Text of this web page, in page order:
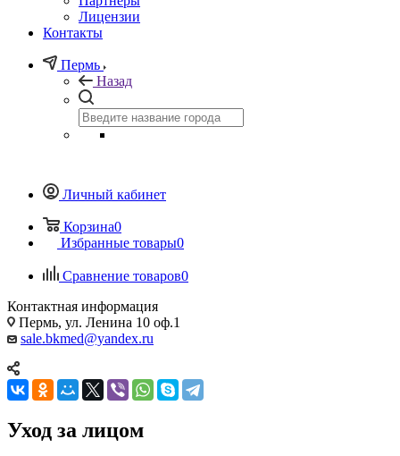
Лицензии
Контакты
Пермь
Назад
Личный кабинет
Корзина0
Избранные товары0
Сравнение товаров0
Контактная информация
Пермь, ул. Ленина 10 оф.1
sale.bkmed@yandex.ru
Уход за лицом